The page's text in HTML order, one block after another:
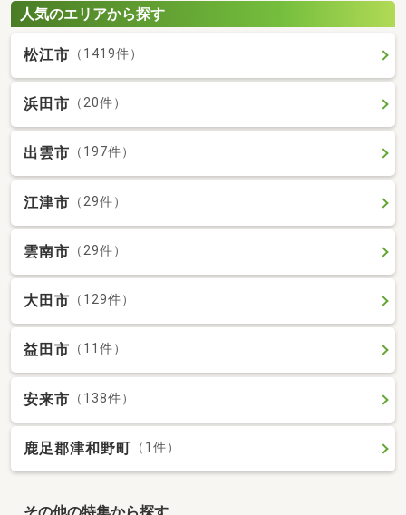
人気のエリアから探す
松江市 （1419件）
浜田市 （20件）
出雲市 （197件）
江津市 （29件）
雲南市 （29件）
大田市 （129件）
益田市 （11件）
安来市 （138件）
鹿足郡津和野町 （1件）